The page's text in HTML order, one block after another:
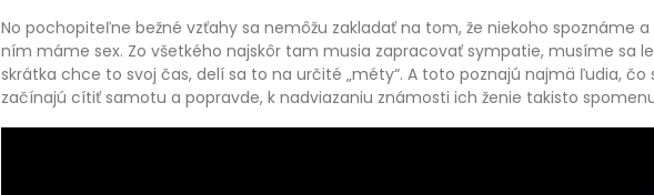
No pochopiteľne bežné vzťahy sa nemôžu zakladať na tom, že niekoho spoznáme
ním máme sex. Zo všetkého najskôr tam musia zapracovať sympatie, musíme sa
skrátka chce to svoj čas, delí sa to na určité „méty“. A toto poznajú najmä ľudia, čo
začínajú cítiť samotu a popravde, k nadviazaniu známosti ich ženie takisto